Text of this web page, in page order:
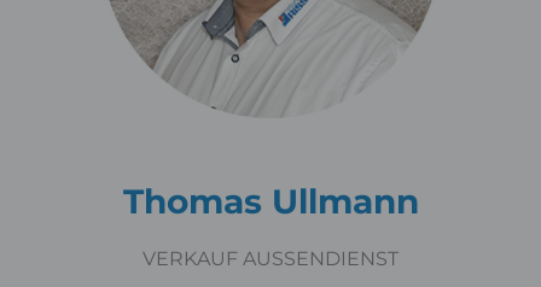
Thomas Ullmann
VERKAUF AUSSENDIENST